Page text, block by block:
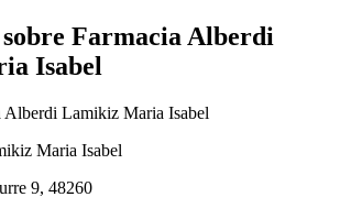
Farmacia Alberdi
Isabel
Alberdi Lamikiz Maria Isabel
Maria Isabel
9, 48260